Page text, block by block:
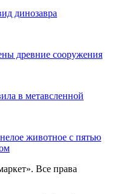
динозавра
древние сооружения
в метавсленной
животное с пятью
Все права